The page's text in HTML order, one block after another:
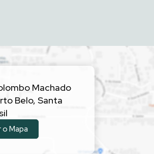
Machado
Belo, Santa
o Mapa